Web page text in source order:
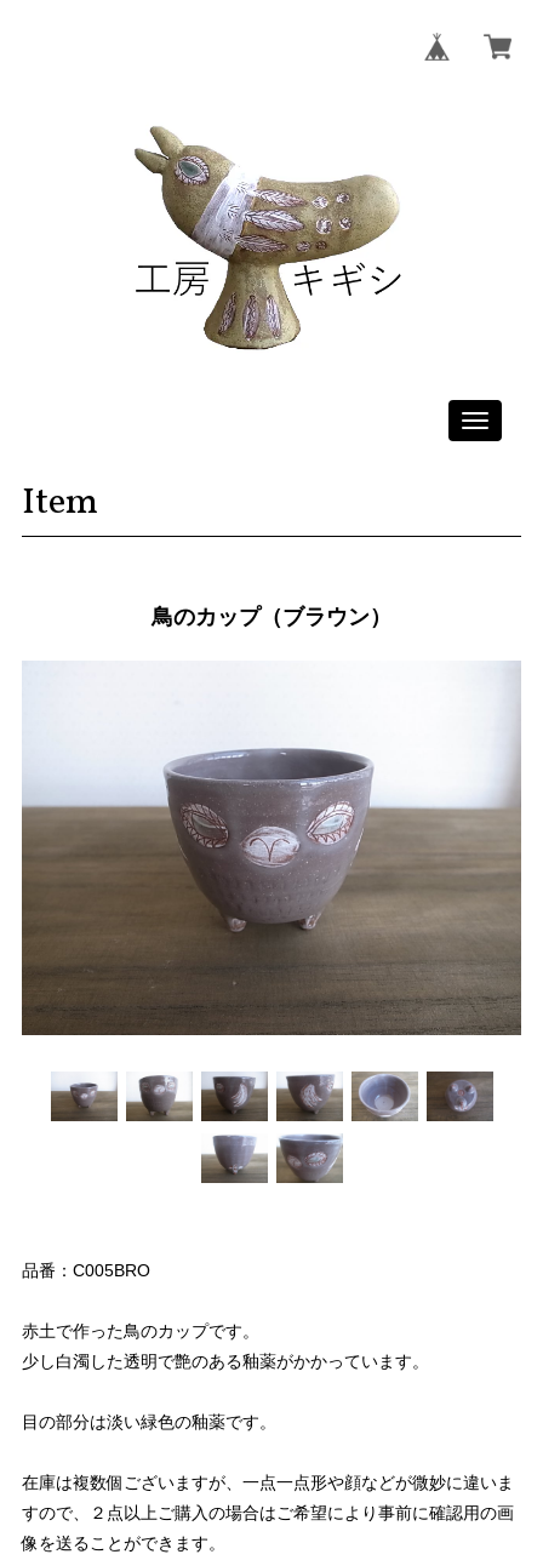
Toggle
Item
鳥のカップ（ブラウン）
品番：C005BRO
赤土で作った鳥のカップです。
少し白濁した透明で艶のある釉薬がかかっています。
目の部分は淡い緑色の釉薬です。
在庫は複数個ございますが、一点一点形や顔などが微妙に違いま
すので、２点以上ご購入の場合はご希望により事前に確認用の画
像を送ることができます。